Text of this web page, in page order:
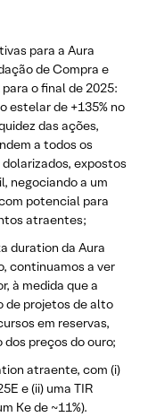
para a Aura
de Compra e
o final de 2025:
estelar de +135% no
das ações,
a todos os
expostos
negociando a um
potencial para
atraentes;
duration da Aura
continuamos a ver
à medida que a
de projetos de alto
em reservas,
preços do ouro;
atraente, com (i)
e (ii) uma TIR
Ke de ~11%).